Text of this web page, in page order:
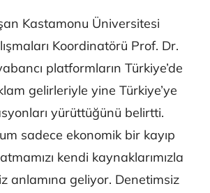
Kastamonu Üniversitesi
Koordinatörü Prof. Dr.
platformların Türkiye’de
gelirleriyle yine Türkiye’ye
yürüttüğünü belirtti.
sadece ekonomik bir kayıp
kendi kaynaklarımızla
anlamına geliyor. Denetimsiz